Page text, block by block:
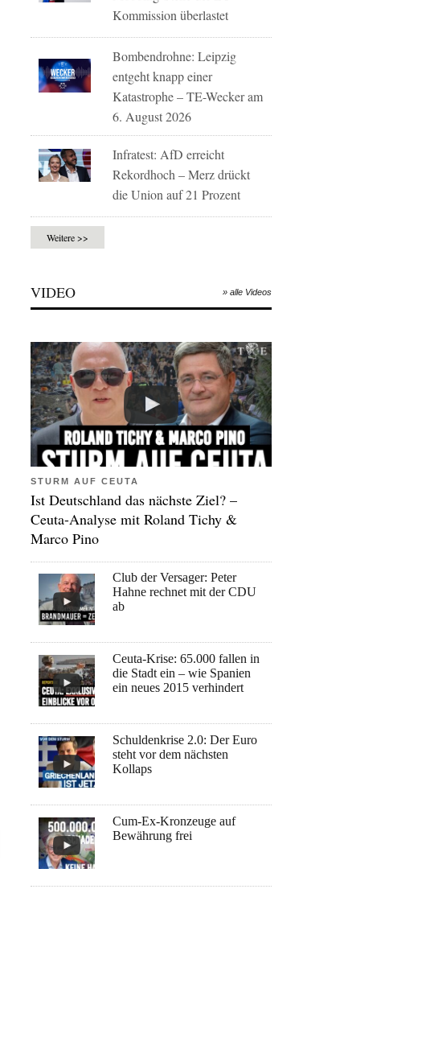
Kommission überlastet
Bombendrohne: Leipzig
entgeht knapp einer
Katastrophe – TE-Wecker am
6. August 2026
Infratest: AfD erreicht
Rekordhoch – Merz drückt
die Union auf 21 Prozent
Weitere >>
VIDEO » alle Videos
STURM AUF CEUTA
Ist Deutschland das nächste Ziel? –
Ceuta-Analyse mit Roland Tichy &
Marco Pino
Club der Versager: Peter
Hahne rechnet mit der CDU
ab
Ceuta-Krise: 65.000 fallen in
die Stadt ein – wie Spanien
ein neues 2015 verhindert
Schuldenkrise 2.0: Der Euro
steht vor dem nächsten
Kollaps
Cum-Ex-Kronzeuge auf
Bewährung frei